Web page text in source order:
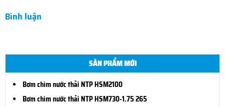
Bình luận
SẢN PHẨM MỚI
Bơm chìm nước thải NTP HSM2100
Bơm chìm nước thải NTP HSM730-1.75 265